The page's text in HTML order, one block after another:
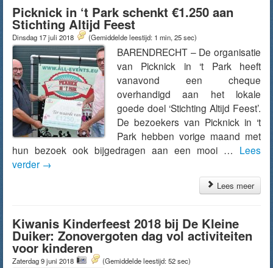
Picknick in ‘t Park schenkt €1.250 aan
Stichting Altijd Feest
Dinsdag 17 juli 2018 (Gemiddelde leestijd: 1 min, 25 sec)
BARENDRECHT – De organisatie
van Picknick in ‘t Park heeft
vanavond een cheque
overhandigd aan het lokale
goede doel ‘Stichting Altijd Feest’.
De bezoekers van Picknick in ‘t
Park hebben vorige maand met
hun bezoek ook bijgedragen aan een mooi … Lees
verder →
Lees meer
Kiwanis Kinderfeest 2018 bij De Kleine
Duiker: Zonovergoten dag vol activiteiten
voor kinderen
Zaterdag 9 juni 2018 (Gemiddelde leestijd: 52 sec)